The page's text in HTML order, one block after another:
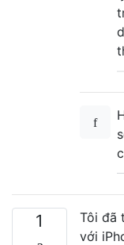
1
Tôi đã
với